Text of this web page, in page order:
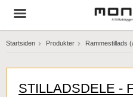
Startsiden Produkter Rammestillads
STILLADSDELE -